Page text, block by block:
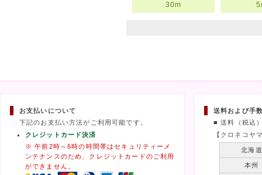
30m
お支払いについて
下記のお支払い方法がご利用可能です。
クレジットカード決済
※ 午前2時～6時の時間帯はセキュリティーメ
ンテナンスのため、クレジットカードのご利用
ができません。
送料および手
■ 送料（税込
【クロネコヤ
北海道
本州